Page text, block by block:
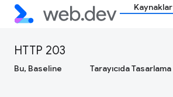
Kaynaklar
HTTP 203
Bu, Baseline Tarayıcıda Tasarlama